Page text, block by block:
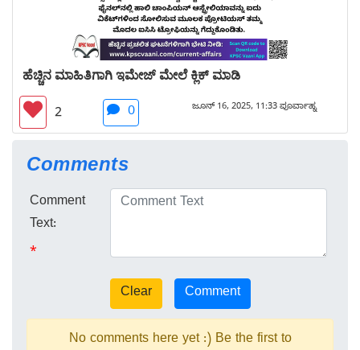
ಹೆಚ್ಚಿನ ಮಾಹಿತಿಗಾಗಿ ಇಮೇಜ್ ಮೇಲೆ ಕ್ಲಿಕ್ ಮಾಡಿ
2 0 ಜೂನ್ 16, 2025, 11:33 ಪೂರ್ವಾಹ್ನ
Comments
Comment
Text:
*
No comments here yet :) Be the first to